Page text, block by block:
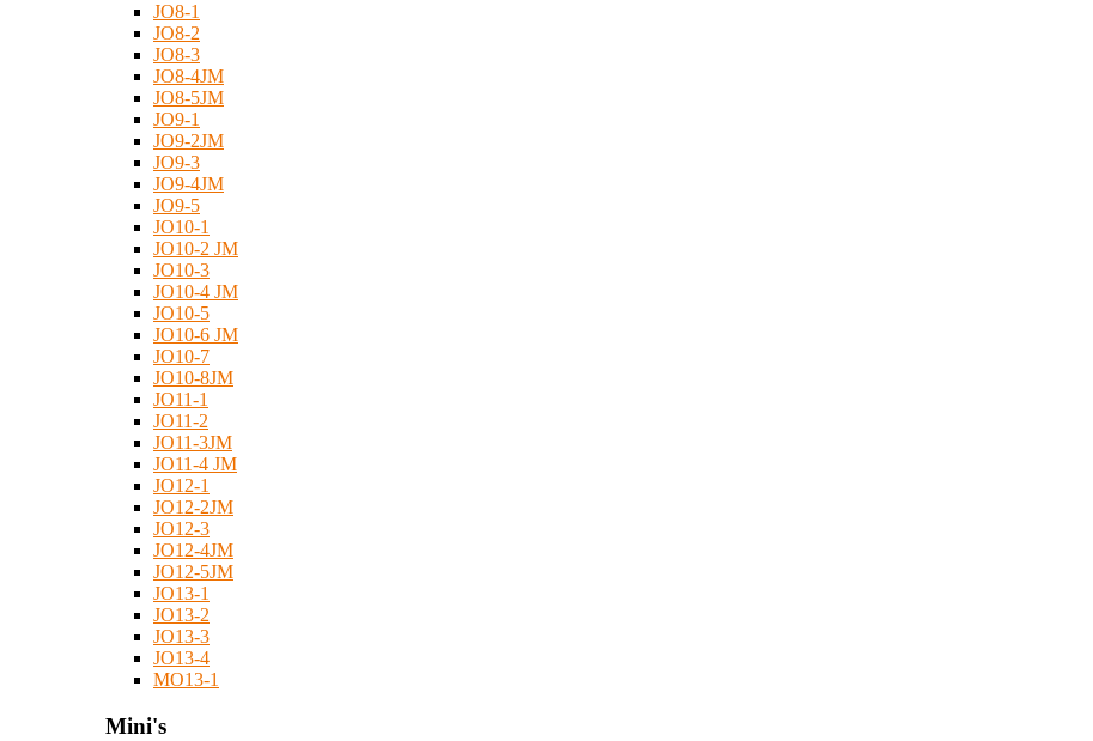
JO8-1
JO8-2
JO8-3
JO8-4JM
JO8-5JM
JO9-1
JO9-2JM
JO9-3
JO9-4JM
JO9-5
JO10-1
JO10-2 JM
JO10-3
JO10-4 JM
JO10-5
JO10-6 JM
JO10-7
JO10-8JM
JO11-1
JO11-2
JO11-3JM
JO11-4 JM
JO12-1
JO12-2JM
JO12-3
JO12-4JM
JO12-5JM
JO13-1
JO13-2
JO13-3
JO13-4
MO13-1
Mini's